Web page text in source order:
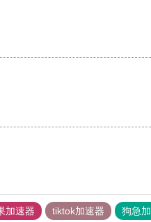
加速器 tiktok加速器 狗急